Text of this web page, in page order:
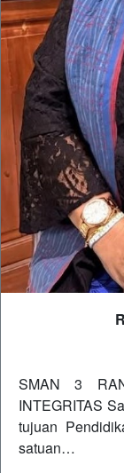
SMAN 3
INTEGRITAS
tujuan
satuan…